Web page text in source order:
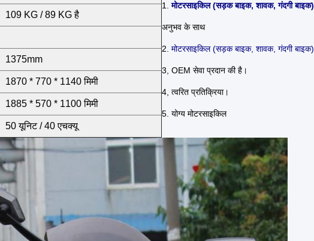
109 KG / 89 KG है
1375mm
1870 * 770 * 1140 मिमी
1885 * 570 * 1100 मिमी
50 यूनिट / 40 एचक्यू
1. मोटरसाइकिल (सड़क बाइक, शावक, गंदगी बाइक)
अनुभव के साथ
2. मोटरसाइकिल (सड़क बाइक, शावक, गंदगी बाइक)
3, OEM सेवा प्रदान की है।
4, त्वरित प्रतिक्रिया।
5. योग्य मोटरसाइकिल